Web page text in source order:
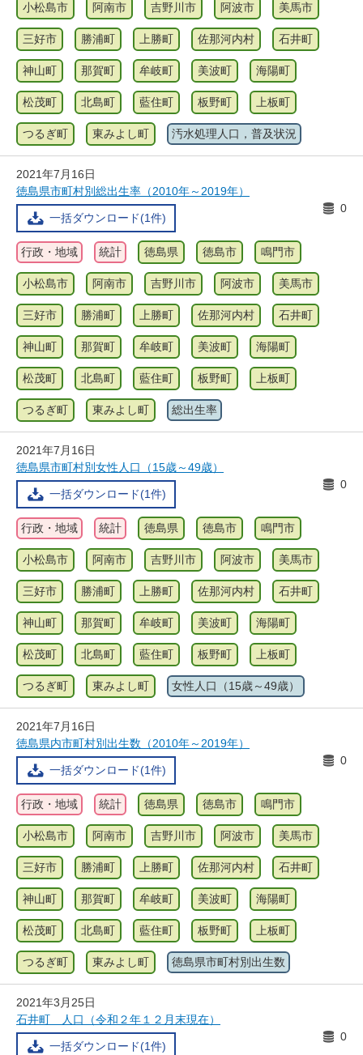
小松島市 阿南市 吉野川市 阿波市 美馬市
三好市 勝浦町 上勝町 佐那河内村 石井町
神山町 那賀町 牟岐町 美波町 海陽町
松茂町 北島町 藍住町 板野町 上板町
つるぎ町 東みよし町 汚水処理人口，普及状況
2021年7月16日
徳島県市町村別総出生率（2010年～2019年）
一括ダウンロード(1件)
0
行政・地域 統計 徳島県 徳島市 鳴門市
小松島市 阿南市 吉野川市 阿波市 美馬市
三好市 勝浦町 上勝町 佐那河内村 石井町
神山町 那賀町 牟岐町 美波町 海陽町
松茂町 北島町 藍住町 板野町 上板町
つるぎ町 東みよし町 総出生率
2021年7月16日
徳島県市町村別女性人口（15歳～49歳）
一括ダウンロード(1件)
0
行政・地域 統計 徳島県 徳島市 鳴門市
小松島市 阿南市 吉野川市 阿波市 美馬市
三好市 勝浦町 上勝町 佐那河内村 石井町
神山町 那賀町 牟岐町 美波町 海陽町
松茂町 北島町 藍住町 板野町 上板町
つるぎ町 東みよし町 女性人口（15歳～49歳）
2021年7月16日
徳島県内市町村別出生数（2010年～2019年）
一括ダウンロード(1件)
0
行政・地域 統計 徳島県 徳島市 鳴門市
小松島市 阿南市 吉野川市 阿波市 美馬市
三好市 勝浦町 上勝町 佐那河内村 石井町
神山町 那賀町 牟岐町 美波町 海陽町
松茂町 北島町 藍住町 板野町 上板町
つるぎ町 東みよし町 徳島県市町村別出生数
2021年3月25日
石井町 人口（令和２年１２月末現在）
一括ダウンロード(1件)
0